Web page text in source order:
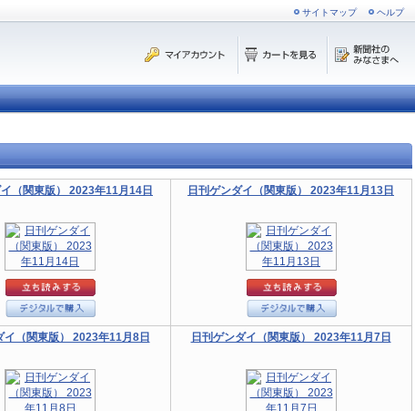
サイトマップ ヘルプ
（関東版） 2023年11月14日 日刊ゲンダイ（関東版） 2023年11月13日
イ（関東版） 2023年11月8日 日刊ゲンダイ（関東版） 2023年11月7日